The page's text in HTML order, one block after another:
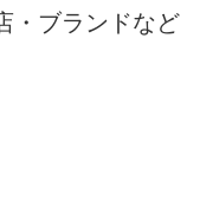
・ブランドなど